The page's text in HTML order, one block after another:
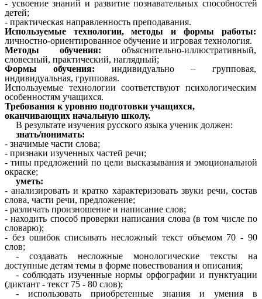
- усвоение знаний и развитие познавательных способностей
детей;
- практическая направленность преподавания.
Используемые технологии, методы и формы работы:
личностно-ориентированное обучение и игровая технология.
Методы обучения: объяснительно-иллюстративный,
словесный, практический, наглядный;
Формы обучения: индивидуально – групповая,
индивидуальная, групповая.
Используемые технологии соответствуют психологическим
особенностям учащихся.
Требования к уровню подготовки учащихся,
оканчивающих начальную школу.
В результате изучения русского языка ученик должен:
знать/понимать:
- значимые части слова;
- признаки изученных частей речи;
- типы предложений по цели высказывания и эмоциональной
окраске;
уметь:
- анализировать и кратко характеризовать звуки речи, состав
слова, части речи, предложение;
- различать произношение и написание слов;
- находить способ проверки написания слова (в том числе по
словарю);
- без ошибок списывать несложный текст объемом 70 - 90
слов;
- создавать несложные монологические тексты на
доступные детям темы в форме повествования и описания;
- соблюдать изученные нормы орфографии и пунктуации
(диктант - текст 75 - 80 слов);
- использовать приобретенные знания и умения в